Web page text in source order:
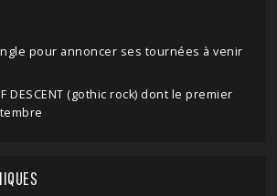
pour annoncer ses tournées à venir
DESCENT (gothic rock) dont le premier